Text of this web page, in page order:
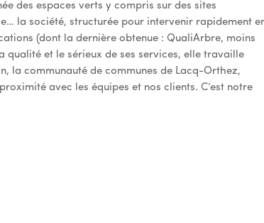
des espaces verts y compris sur des sites
la société, structurée pour intervenir rapidement
(dont la dernière obtenue : QualiArbre, moins
qualité et le sérieux de ses services, elle travaille
la communauté de communes de Lacq-Orthez,
avec les équipes et nos clients. C’est notre